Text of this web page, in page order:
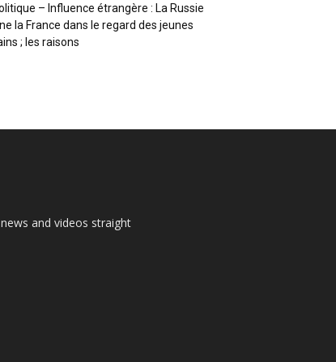
– Influence étrangère : La Russie
la France dans le regard des jeunes
; les raisons
and videos straight